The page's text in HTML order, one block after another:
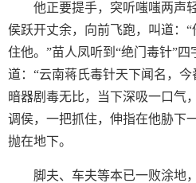
他正要提手，突听嗤嗤两声
侯跃开丈余，向前飞跑，叫道：
住他。”苗人凤听到“绝门毒针”
道：“云南蒋氏毒针天下闻名，
暗器剧毒无比，当下深吸一口气
调侯，一把抓住，伸指在他胁下
抛在地下。
脚夫、车夫等本已一败涂地